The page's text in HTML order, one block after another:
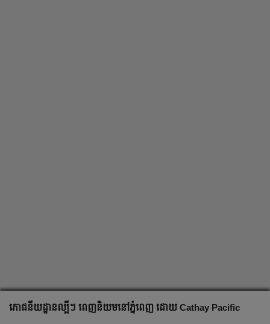
ភោជនីយដ្ឋានល្បីៗ ពេញនិយមនៅភ្នំពេញ ដោយ Cathay Pacific